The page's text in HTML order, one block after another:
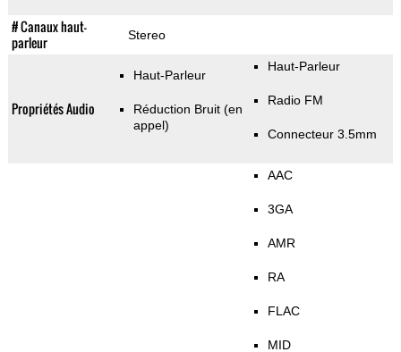
# Canaux haut-
parleur
Stereo
Propriétés Audio
Haut-Parleur
Réduction Bruit (en
appel)
Haut-Parleur
Radio FM
Connecteur 3.5mm
AAC
3GA
AMR
RA
FLAC
MID